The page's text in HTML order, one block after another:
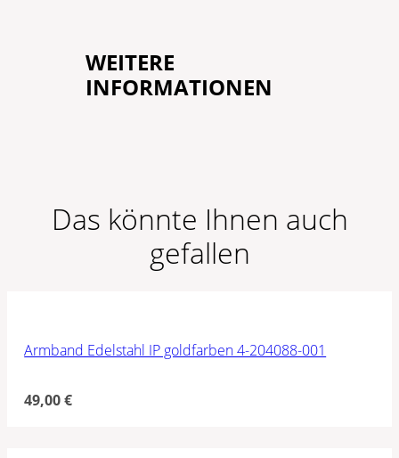
WEITERE
INFORMATIONEN
Das könnte Ihnen auch
gefallen
Armband Edelstahl IP goldfarben 4-204088-001
49,00€